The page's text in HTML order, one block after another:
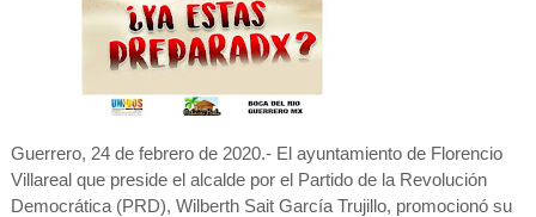
Guerrero, 24 de febrero de 2020.- El ayuntamiento de Florencio
Villareal que preside el alcalde por el Partido de la Revolución
Democrática (PRD), Wilberth Sait García Trujillo, promocionó su